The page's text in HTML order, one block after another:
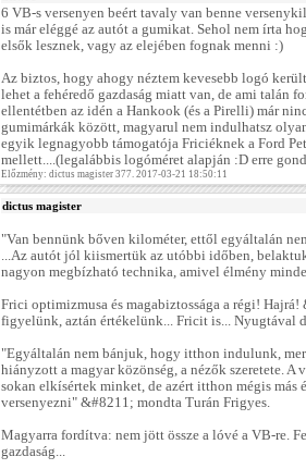
6 VB-s versenyen beért tavaly van benne
is már eléggé az autót a gumikat. Sehol nem írta
elsők lesznek, vagy az elejében fognak menni :)
Az biztos, hogy ahogy néztem kevesebb logó
lehet a fehéredő gazdaság miatt van, de ami talán
ellentétben az idén a Hankook (és a Pirelli) már
gumimárkák között, magyarul nem indulhatsz
egyik legnagyobb támogatója Friciéknek a Ford
mellett....(legalábbis logóméret alapján :D erre
Előzmény: dictus magister 377. 2017-03-21 18:50:11
dictus magister
"Van bennünk bőven kilométer, ettől egyáltalán
...Az autót jól kiismertük az utóbbi időben,
nagyon megbízható technika, amivel élmény
Frici optimizmusa és magabiztossága a régi!
figyelünk, aztán értékelünk... Fricit is... Nyugtával
"Egyáltalán nem bánjuk, hogy itthon indulunk,
hiányzott a magyar közönség, a nézők szeretete. A
sokan elkísértek minket, de azért itthon mégis más
versenyezni" &#8211; mondta Turán Frigyes.
Magyarra fordítva: nem jött össze a lóvé a VB-re.
gazdaság...